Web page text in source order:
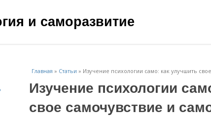
и саморазвитие
Главная » Статьи » Изучение психологии само: как улучшить
Изучение психологии
свое самочувствие и